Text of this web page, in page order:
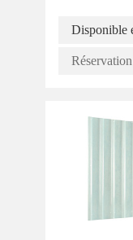
Disponible